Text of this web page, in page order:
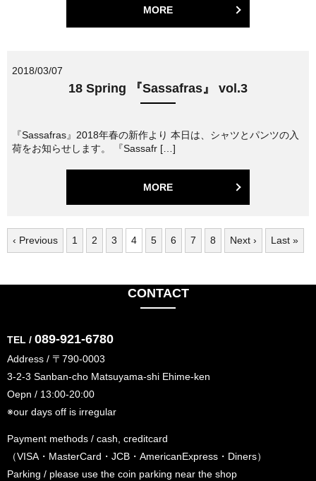
MORE
2018/03/07
18 Spring 『Sassafras』 vol.3
『Sassafras』2018年春の新作より 本日は、シャツとパンツの入
荷をお知らせします。 『Sassafr […]
MORE
‹ Previous 1 2 3 4 5 6 7 8 Next › Last »
CONTACT
TEL / 089-921-6780
Address / 〒790-0003
3-2-3 Sanban-cho Matsuyama-shi Ehime-ken
Oepn / 13:00-20:00
※our days off is irregular
Payment methods / cash, creditcard
（VISA・MasterCard・JCB・AmericanExpress・Diners）
Parking / please use the coin parking near the shop